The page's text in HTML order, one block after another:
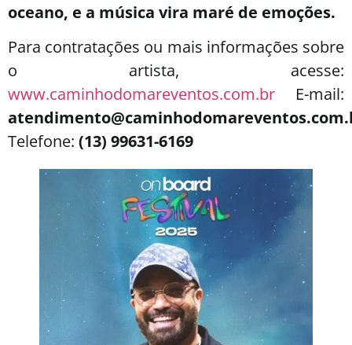
oceano, e a música vira maré de emoções.
Para contratações ou mais informações sobre
o artista, acesse:
www.caminhodomareventos.com.br E-mail:
Telefone: (13) 99631-6169